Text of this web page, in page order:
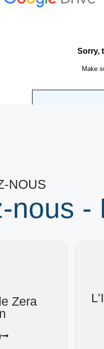
NOUS
nous -
Zera